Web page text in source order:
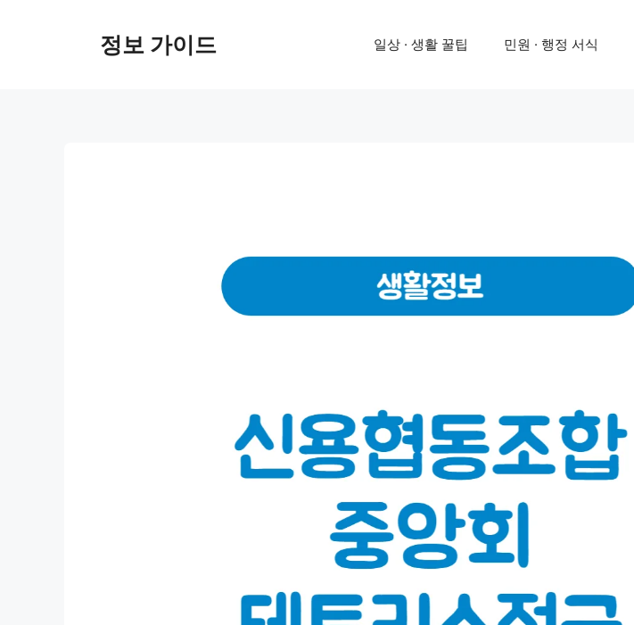
정보 가이드 일상 · 생활 꿀팁 민원 · 행정 서식